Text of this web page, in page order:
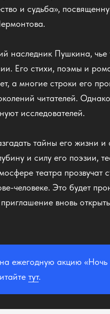
и судьба»,
наследник Пушкина, чье
Его стихи, поэмы и
а многие строки его
читателей.
исследователей.
тайны его жизни
и силу его поэзии,
театра прозвучат
человеке. Это будет
вновь
ежегодную акцию
тут.